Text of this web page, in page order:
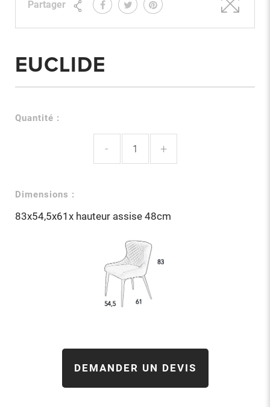
Partager
EUCLIDE
Quantité :
- +
Dimensions :
83x54,5x61x hauteur assise 48cm
DEMANDER UN DEVIS